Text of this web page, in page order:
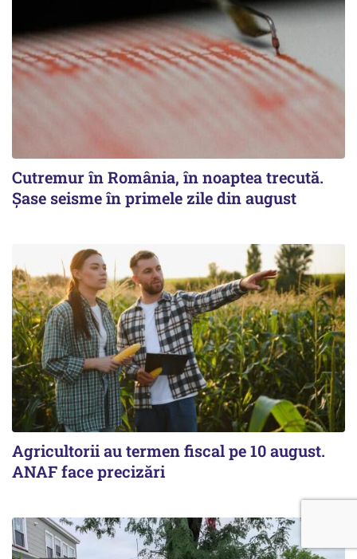
Cutremur în România, în noaptea trecută.
Șase seisme în primele zile din august
Agricultorii au termen fiscal pe 10 august.
ANAF face precizări